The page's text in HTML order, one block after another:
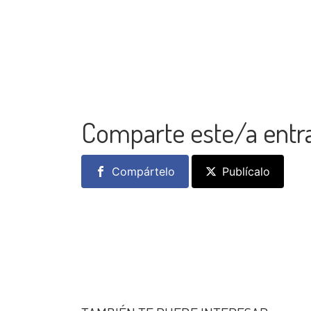
Comparte este/a
Compártelo Publícalo